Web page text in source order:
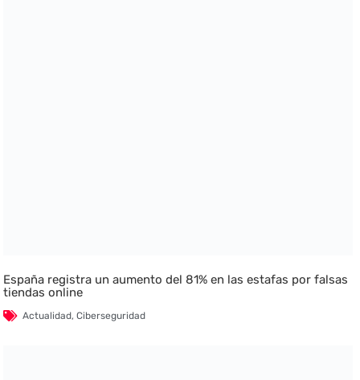
España registra un aumento del 81% en las estafas por falsas
tiendas online
Actualidad,Ciberseguridad